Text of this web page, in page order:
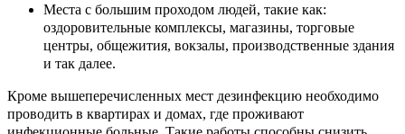
Места с большим проходом людей, такие как:
оздоровительные комплексы, магазины, торговые
центры, общежития, вокзалы, производственные здания
и так далее.
Кроме вышеперечисленных мест дезинфекцию необходимо
проводить в квартирах и домах, где проживают